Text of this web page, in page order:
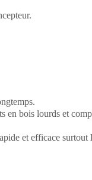
en bois lourds et
et efficace